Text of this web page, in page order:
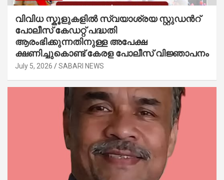
വിവിധ സ്കൂളുകളില്‍ സ്വയാശ്രയ സ്റ്റുഡന്‍റ്
പോലീസ് കേഡറ്റ് പദ്ധതി
ആരംഭിക്കുന്നതിനുള്ള അപേക്ഷ
ക്ഷണിച്ചുകൊണ്ട് കേരള പോലീസ് വിജ്ഞാപനം
July 5, 2026 SABARI NEWS